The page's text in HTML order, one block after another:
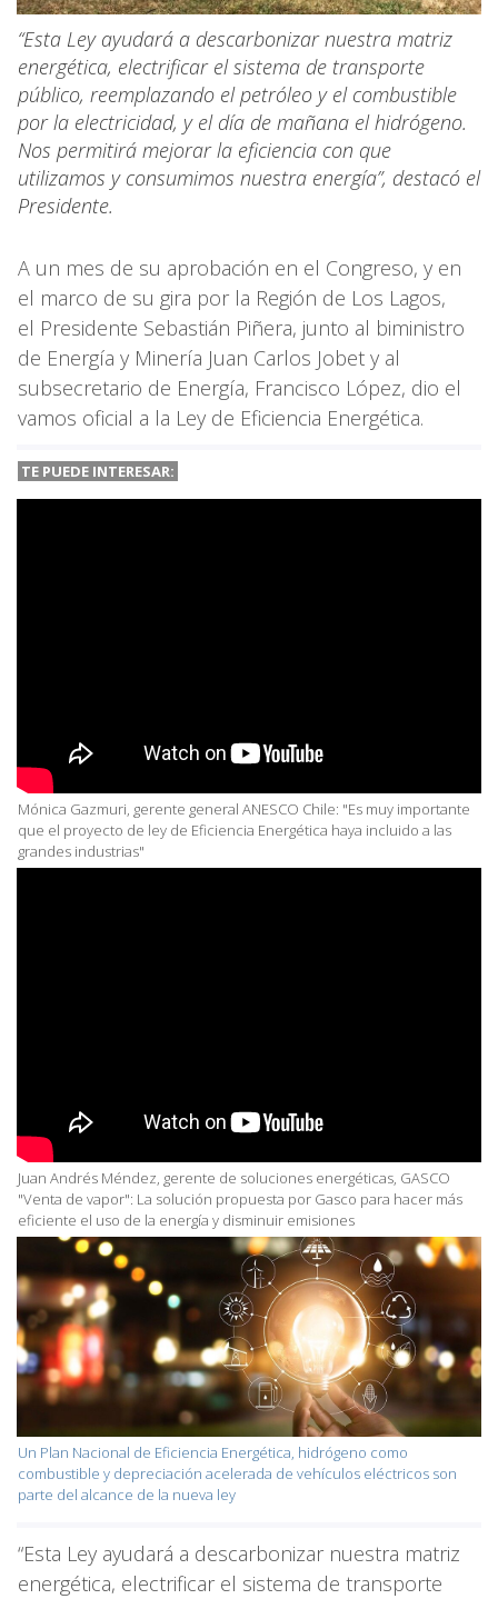
“Esta Ley ayudará a descarbonizar nuestra matriz
energética, electrificar el sistema de transporte
público, reemplazando el petróleo y el combustible
por la electricidad, y el día de mañana el hidrógeno.
Nos permitirá mejorar la eficiencia con que
utilizamos y consumimos nuestra energía”, destacó el
Presidente.
A un mes de su aprobación en el Congreso, y en
el marco de su gira por la Región de Los Lagos,
el Presidente Sebastián Piñera, junto al biministro
de Energía y Minería Juan Carlos Jobet y al
subsecretario de Energía, Francisco López, dio el
vamos oficial a la Ley de Eficiencia Energética.
TE PUEDE INTERESAR:
Mónica Gazmuri, gerente general ANESCO Chile: "Es muy importante
que el proyecto de ley de Eficiencia Energética haya incluido a las
grandes industrias"
Juan Andrés Méndez, gerente de soluciones energéticas, GASCO
"Venta de vapor": La solución propuesta por Gasco para hacer más
eficiente el uso de la energía y disminuir emisiones
Un Plan Nacional de Eficiencia Energética, hidrógeno como
combustible y depreciación acelerada de vehículos eléctricos son
parte del alcance de la nueva ley
“Esta Ley ayudará a descarbonizar nuestra matriz
energética, electrificar el sistema de transporte